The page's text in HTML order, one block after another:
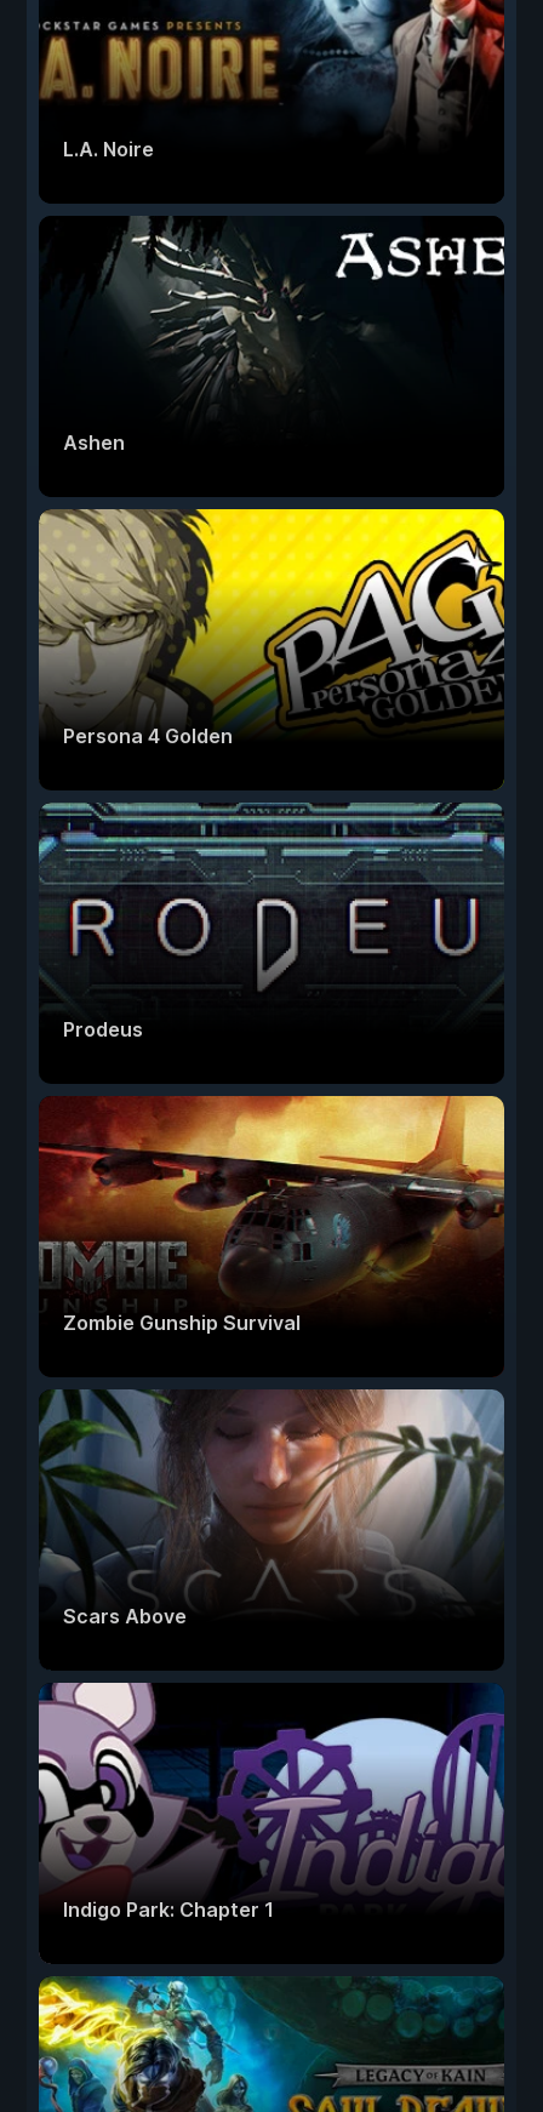
L.A. Noire
Ashen
Persona 4 Golden
Prodeus
Zombie Gunship Survival
Scars Above
Indigo Park: Chapter 1